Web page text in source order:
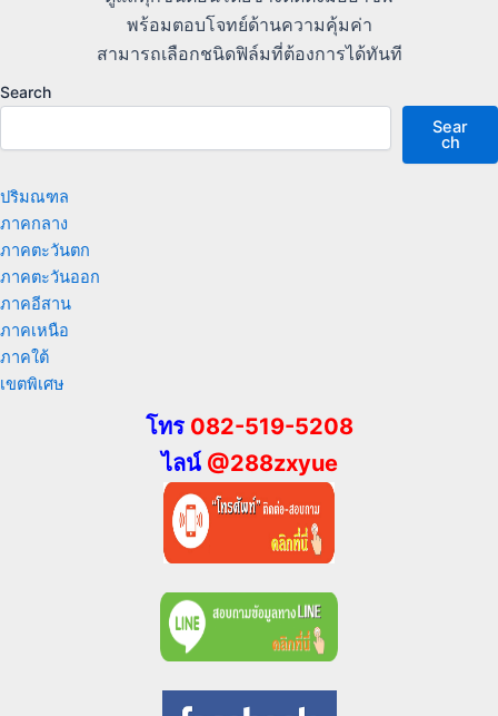
พร้อมตอบโจทย์ด้านความคุ้มค่า
สามารถเลือกชนิดฟิล์มที่ต้องการได้ทันที
Search
Sear
ch
ปริมณฑล
ภาคกลาง
ภาคตะวันตก
ภาคตะวันออก
ภาคอีสาน
ภาคเหนือ
ภาคใต้
เขตพิเศษ
โทร 082-519-5208
ไลน์ @288zxyue